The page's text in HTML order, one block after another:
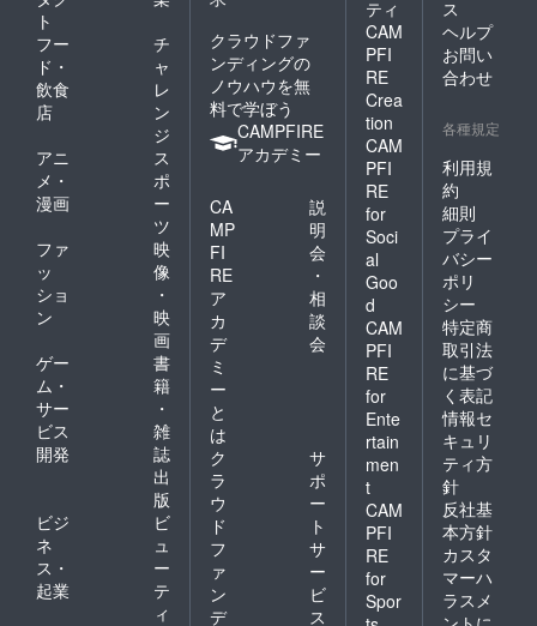
ト
フー
ド・
飲食
店
チ
ャ
レ
ン
ジ
アニ
メ・
漫画
ス
ポ
ー
ツ
ファ
ッ
ショ
ン
映
像
・
映
画
ゲー
ム・
サー
ビス
開発
書
籍
・
雑
誌
出
版
ビジ
ネ
ス・
起業
ビ
ュ
ー
テ
ィ
クラウドファ
ンディングの
ノウハウを無
料で学ぼう
CAMPFIRE
アカデミー
CA
MP
FI
RE
ア
カ
デ
ミ
ー
と
は
説
明
会
・
相
談
会
ク
ラ
ウ
ド
フ
ァ
ン
デ
サ
ポ
ー
ト
サ
ー
ビ
ス
ティ
CAM
PFI
RE
Crea
tion
CAM
PFI
RE
for
Soci
al
Goo
d
CAM
PFI
RE
for
Ente
rtain
men
t
CAM
PFI
RE
for
Spor
ス
ヘルプ
お問い
合わせ
各種規定
利用規
約
細則
プライ
バシー
ポリ
シー
特定商
取引法
に基づ
く表記
情報セ
キュリ
ティ方
針
反社基
本方針
カスタ
マーハ
ラスメ